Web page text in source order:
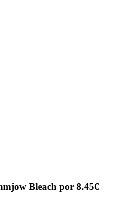
Bleach por 8.45€